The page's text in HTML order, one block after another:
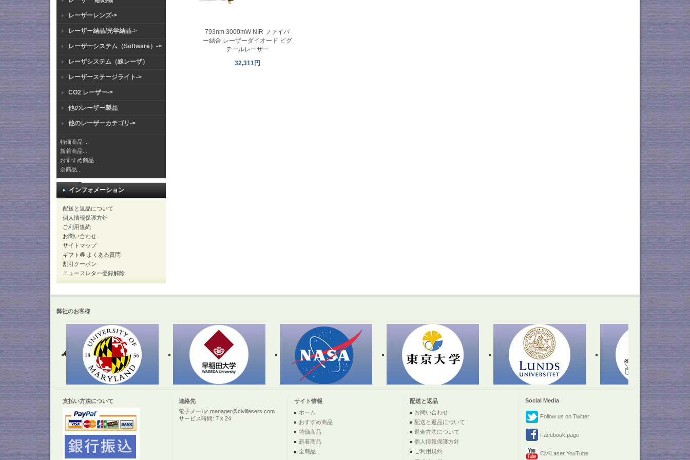
レーザーレンズ->
レーザー結晶/光学結晶->
レーザーシステム（Software）->
レーザシステム（線レーザ）
レーザーステージライト->
CO2 レーザー->
他のレーザー製品
他のレーザーカテゴリ->
特価商品 ...
新着商品...
おすすめ商品...
全商品...
インフォメーション
配送と返品について
個人情報保護方針
ご利用規約
お問い合わせ
サイトマップ
ギフト券 よくある質問
割引クーポン
ニュースレター登録解除
793nm 3000mW NIR ファイバ
ー結合 レーザーダイオード ピグ
テールレーザー
32,311円
弊社のお客様
支払い方法について 連絡先 サイト情報 配送と返品
Social Media
電子メール: manager@civillasers.com
サービス時間: 7 x 24
ホーム
おすすめ商品
特価商品
新着商品
全商品...
お問い合わせ
配送と返品について
返金方法について
個人情報保護方針
ご利用規約
Follow us on Twitter
Facebook page
CivilLaser YouTube